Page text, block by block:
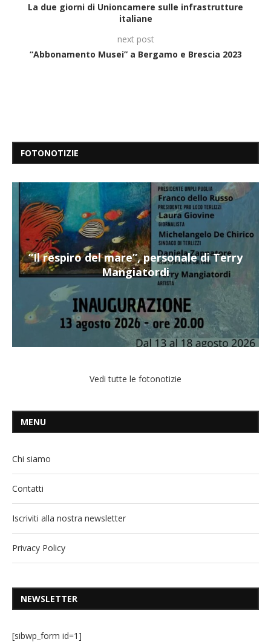
La due giorni di Unioncamere sulle infrastrutture
italiane
next post
“Abbonamento Musei” a Bergamo e Brescia 2023
FOTONOTIZIE
“Il respiro del mare”, personale di Terry
Mangiatordi
Vedi tutte le fotonotizie
MENU
Chi siamo
Contatti
Iscriviti alla nostra newsletter
Privacy Policy
NEWSLETTER
[sibwp_form id=1]